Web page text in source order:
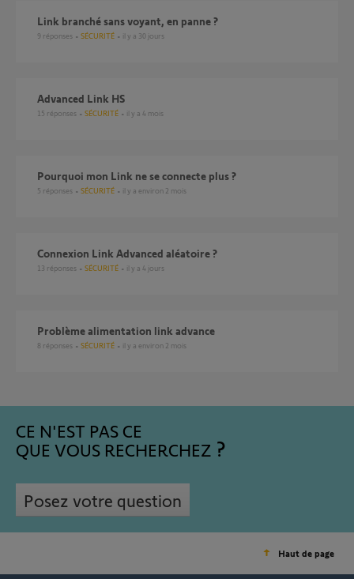
Link branché sans voyant, en panne ?
9 réponses SÉCURITÉ il y a 30 jours
Advanced Link HS
15 réponses SÉCURITÉ il y a 4 mois
Pourquoi mon Link ne se connecte plus ?
5 réponses SÉCURITÉ il y a environ 2 mois
Connexion Link Advanced aléatoire ?
13 réponses SÉCURITÉ il y a 4 jours
Problème alimentation link advance
8 réponses SÉCURITÉ il y a environ 2 mois
CE N'EST PAS CE
QUE VOUS RECHERCHEZ
Posez votre question
Haut de page